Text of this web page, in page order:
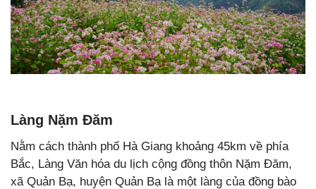
Làng Nặm Đăm
Nằm cách thành phố Hà Giang khoảng 45km về phía
Bắc, Làng Văn hóa du lịch cộng đồng thôn Nặm Đăm,
xã Quản Bạ, huyện Quản Bạ là một làng của đồng bào